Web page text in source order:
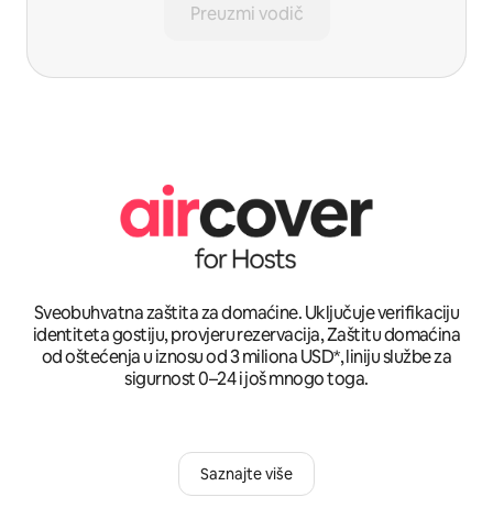
Preuzmi vodič
Sveobuhvatna zaštita za domaćine. Uključuje verifikaciju
identiteta gostiju, provjeru rezervacija, Zaštitu domaćina
od oštećenja u iznosu od 3 miliona USD*, liniju službe za
sigurnost 0–24 i još mnogo toga.
Saznajte više